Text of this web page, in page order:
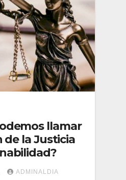
llamar
de la Justicia
ADMINALDIA